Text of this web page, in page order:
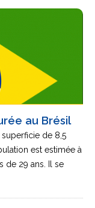
au Brésil
de 8,5
est estimée à
de 29 ans. Il se